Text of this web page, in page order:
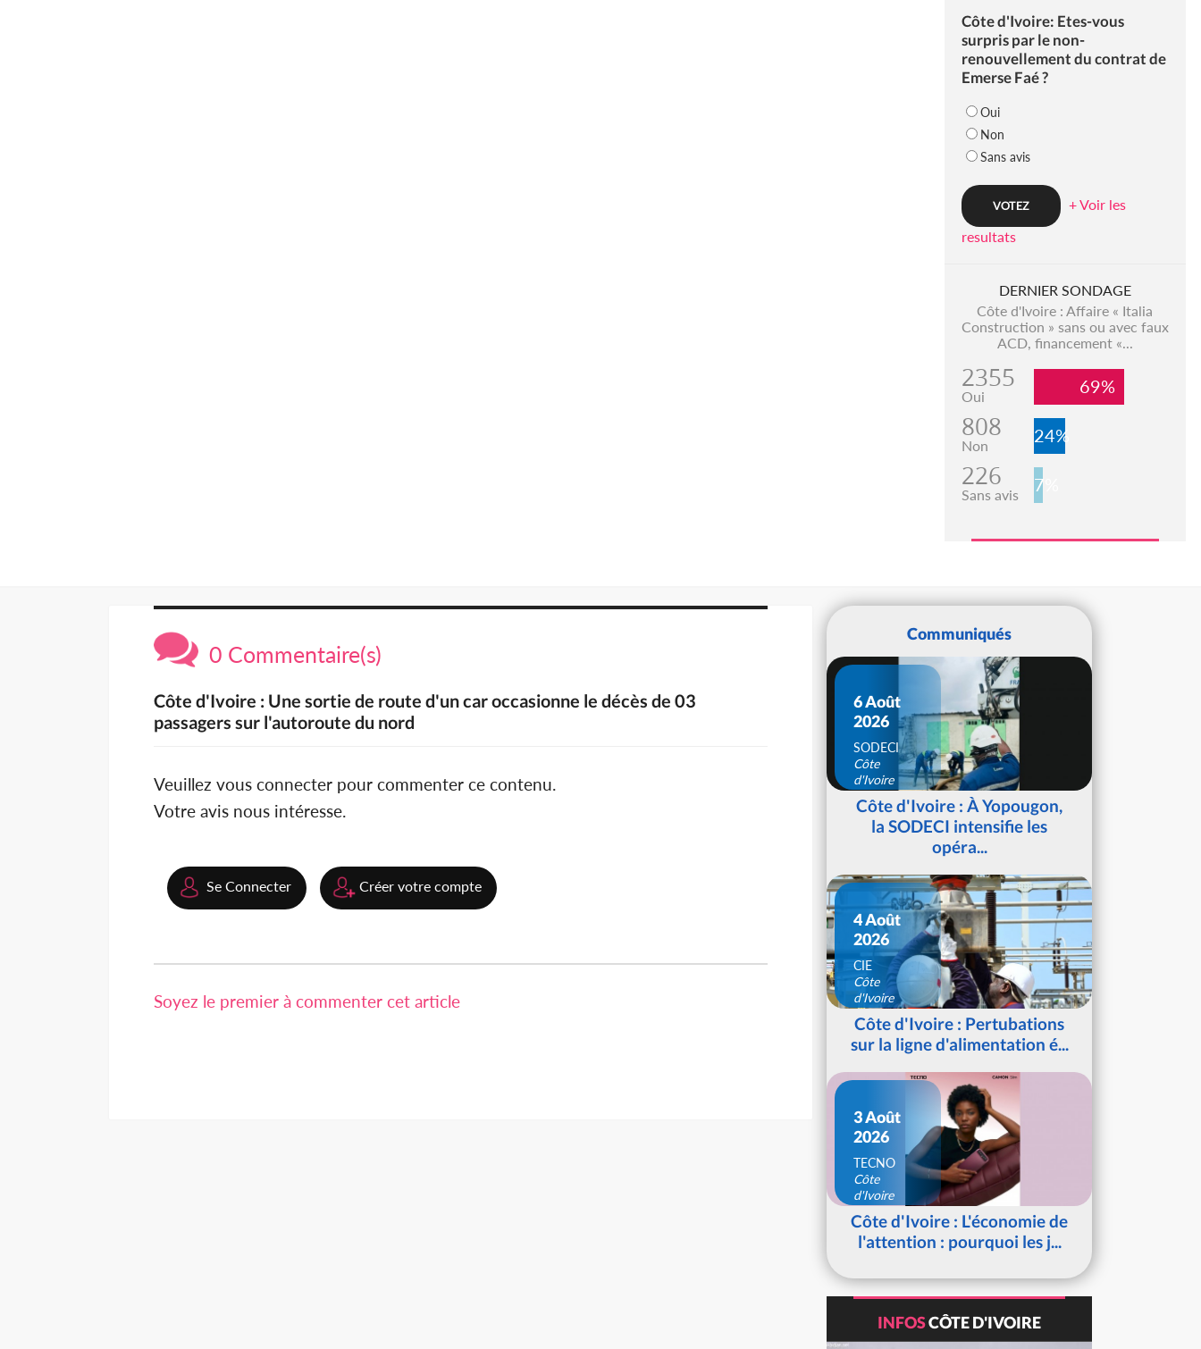
Côte d'Ivoire: Etes-vous
surpris par le non-
renouvellement du contrat de
Emerse Faé ?
Oui
Non
Sans avis
+ Voir les
resultats
DERNIER SONDAGE
Côte d'Ivoire : Affaire « Italia
Construction » sans ou avec faux
ACD, financement «...
2355
Oui 69%
808
Non 24%
226
Sans avis 7%
0 Commentaire(s)
Côte d'Ivoire : Une sortie de route d'un car occasionne le décès de 03
passagers sur l'autoroute du nord
Veuillez vous connecter pour commenter ce contenu.
Votre avis nous intéresse.
Se Connecter Créer votre compte
Soyez le premier à commenter cet article
Communiqués
6 Août
2026
SODECI
Côte
d'Ivoire
Côte d'Ivoire : À Yopougon,
la SODECI intensifie les
opéra...
4 Août
2026
CIE
Côte
d'Ivoire
Côte d'Ivoire : Pertubations
sur la ligne d'alimentation é...
3 Août
2026
TECNO
Côte
d'Ivoire
Côte d'Ivoire : L'économie de
l'attention : pourquoi les j...
INFOSCÔTE D'IVOIRE